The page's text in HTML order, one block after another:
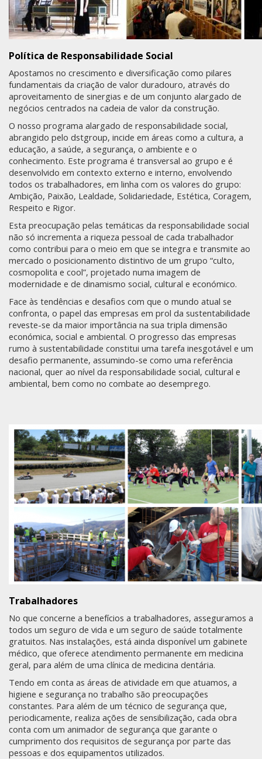
Política de Responsabilidade Social
Apostamos no crescimento e diversificação como pilares
fundamentais da criação de valor duradouro, através do
aproveitamento de sinergias e de um conjunto alargado de
negócios centrados na cadeia de valor da construção.
O nosso programa alargado de responsabilidade social,
abrangido pelo dstgroup, incide em áreas como a cultura, a
educação, a saúde, a segurança, o ambiente e o
conhecimento. Este programa é transversal ao grupo e é
desenvolvido em contexto externo e interno, envolvendo
todos os trabalhadores, em linha com os valores do grupo:
Ambição, Paixão, Lealdade, Solidariedade, Estética, Coragem,
Respeito e Rigor.
Esta preocupação pelas temáticas da responsabilidade social
não só incrementa a riqueza pessoal de cada trabalhador
como contribui para o meio em que se integra e transmite ao
mercado o posicionamento distintivo de um grupo “culto,
cosmopolita e cool”, projetado numa imagem de
modernidade e de dinamismo social, cultural e económico.
Face às tendências e desafios com que o mundo atual se
confronta, o papel das empresas em prol da sustentabilidade
reveste-se da maior importância na sua tripla dimensão
económica, social e ambiental. O progresso das empresas
rumo à sustentabilidade constitui uma tarefa inesgotável e um
desafio permanente, assumindo-se como uma referência
nacional, quer ao nível da responsabilidade social, cultural e
ambiental, bem como no combate ao desemprego.
Trabalhadores
No que concerne a benefícios a trabalhadores, asseguramos a
todos um seguro de vida e um seguro de saúde totalmente
gratuitos. Nas instalações, está ainda disponível um gabinete
médico, que oferece atendimento permanente em medicina
geral, para além de uma clínica de medicina dentária.
Tendo em conta as áreas de atividade em que atuamos, a
higiene e segurança no trabalho são preocupações
constantes. Para além de um técnico de segurança que,
periodicamente, realiza ações de sensibilização, cada obra
conta com um animador de segurança que garante o
cumprimento dos requisitos de segurança por parte das
pessoas e dos equipamentos utilizados.